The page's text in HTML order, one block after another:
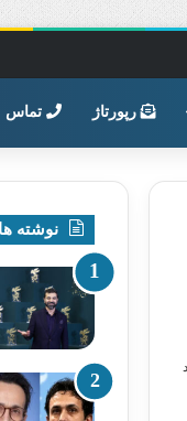
رپورتاژ تماس
نوشته